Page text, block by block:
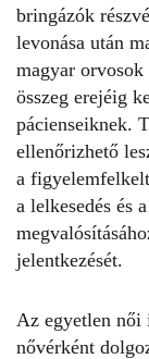
bringázók
levonása után
magyar
összeg erejéig
pácienseiknek.
ellenőrizhető
a
a lelkesedés és
jelentkezését.
Az egyetlen női
nővérként